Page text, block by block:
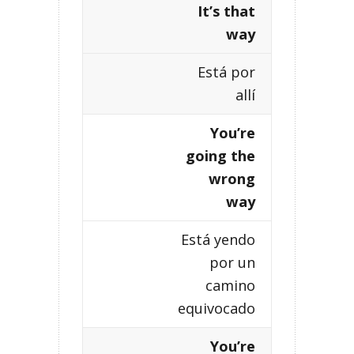
It’s that
way
Está por
allí
You’re
going the
wrong
way
Está yendo
por un
camino
equivocado
You’re